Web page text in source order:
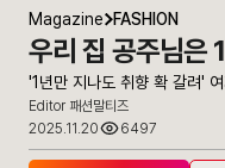
Magazine FASHION
우리 집 공주님은
'1년만 지나도 취향 확 갈려'
Editor 패션말티즈
2025.11.20
6497